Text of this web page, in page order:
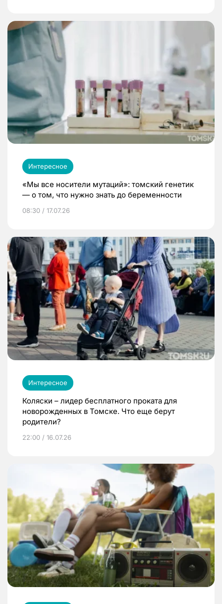
Интересное
«Мы все носители мутаций»: томский генетик
— о том, что нужно знать до беременности
08:30 / 17.07.26
Интересное
Коляски – лидер бесплатного проката для
новорожденных в Томске. Что еще берут
родители?
22:00 / 16.07.26